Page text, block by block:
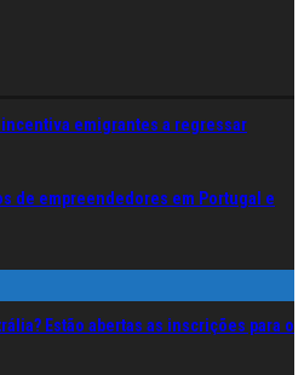
incentiva emigrantes a regressar
de empreendedores em Portugal e
Estão abertas as inscrições para o